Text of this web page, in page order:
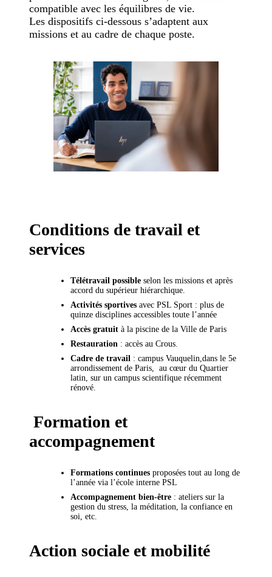
compatible avec les équilibres de vie.
Les dispositifs ci-dessous s’adaptent aux
missions et au cadre de chaque poste.
Conditions de travail et
services
Télétravail possible selon les missions et après
accord du supérieur hiérarchique.
Activités sportives avec PSL Sport : plus de
quinze disciplines accessibles toute l’année
Accès gratuit à la piscine de la Ville de Paris
Restauration : accès au Crous.
Cadre de travail : campus Vauquelin,dans le 5e
arrondissement de Paris, au cœur du Quartier
latin, sur un campus scientifique récemment
rénové.
Formation et
accompagnement
Formations continues proposées tout au long de
l’année via l’école interne PSL
Accompagnement bien-être : ateliers sur la
gestion du stress, la méditation, la confiance en
soi, etc.
Action sociale et mobilité